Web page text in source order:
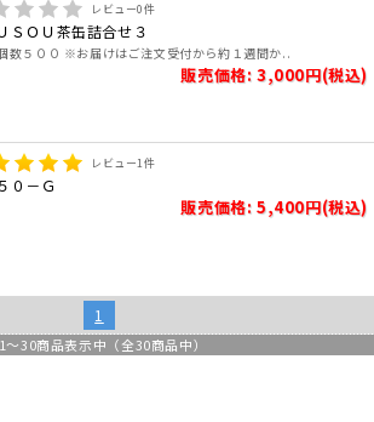
レビュー0件
ＳＯＵ茶缶詰合せ３
数５００ ※お届けはご注文受付から約１週間か..
販売価格: 3,000円(税込)
レビュー1件
０－Ｇ
販売価格: 5,400円(税込)
1
1～30商品表示中（全30商品中）